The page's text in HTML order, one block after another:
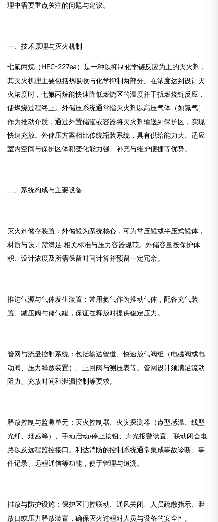
理中需要重点关注的问题与建议。
一、技术原理与灭火机制
七氟丙烷（HFC-227ea）是一种以抑制化学链反应为主的灭火剂，
其灭火机理主要包括热吸收与化学抑制两部分。在浓度达到设计灭
火浓度时，七氟丙烷能快速降低燃烧区的温度并干扰燃烧链反应，
使燃烧过程终止。外储压系统通常指灭火剂以高压气体（如氮气）
作为推动介质，通过外置储罐或容器将灭火剂输送到保护区，实现
快速充放。外储压方案相比传统瓶装系统，具有供给能力大、适应
室内空间与保护区体积变化能力强、补充与维护便捷等优势。
二、系统构成与主要设备
灭火剂储存装置：外储罐为系统核心，可为常压罐或半压式罐体，
材质与设计需满足 相关标准与压力容器规范。外储容量按保护体
积、设计浓度及所需保留时间计算并预留一定冗余。
推进气源与气体发生装置：常用氮气作为推动气体，配备充气装
置、减压阀与储气罐，保证在释放时提供稳定压力。
管网与流量控制系统：包括输送管道、快速放气阀组（电磁阀或电
动阀、压力释放装置）、止回阀与测压表等。管网设计须满足流动
阻力、充放时间和泄漏控制等要求。
释放控制与监测单元：灭火控制器、火灾探测器（点型感温、线型
光纤、烟感等）、手动启动/停止按钮、声光报警装置、联动闭合电
路以及远程监控接口。利达消防的控制系统通常集成事故诊断、事
件记录、远程通信等功能，便于管理与追溯。
排放与防护设施：保护区门控联动、通风关闭、人员疏散指示、泄
放口或压力释放装置，确保灭火过程对人员与设备的安全性。